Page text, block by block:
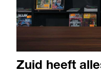
Zuid heeft